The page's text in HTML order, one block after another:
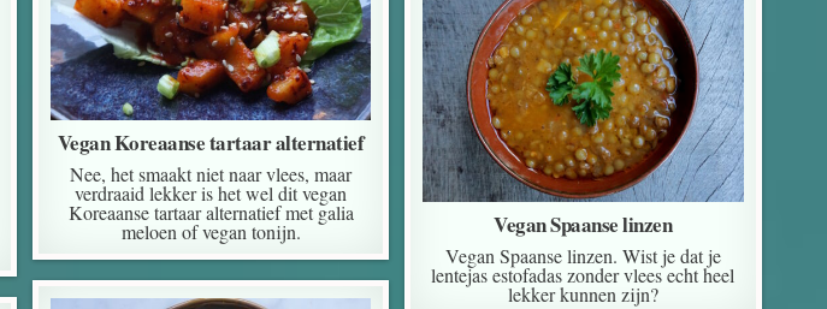
Vegan Koreaanse tartaar alternatief
Nee, het smaakt niet naar vlees, maar
verdraaid lekker is het wel dit vegan
Koreaanse tartaar alternatief met galia
meloen of vegan tonijn. Vegan Spaanse linzen
Vegan Spaanse linzen. Wist je dat je
lentejas estofadas zonder vlees echt heel
lekker kunnen zijn?